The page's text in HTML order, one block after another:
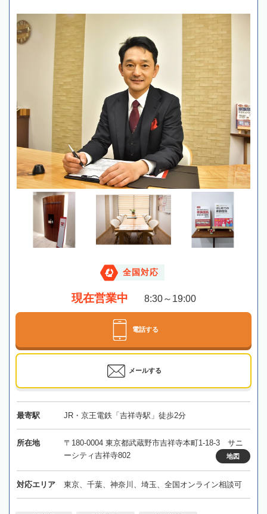
全国対応
現在営業中 8:30～19:00
電話する
メールする
最寄駅 JR・京王電鉄「吉祥寺駅」徒歩2分
所在地
〒180-0004 東京都武蔵野市吉祥寺本町1-18-3 サニ
ーシティ吉祥寺802
地図
対応エリア 東京、千葉、神奈川、埼玉、全国オンライン相談可